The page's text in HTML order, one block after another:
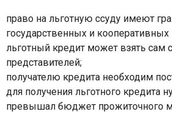
право на льготную ссуду имеют
государственных и кооперативных
льготный кредит может взять сам
представителей;
получателю кредита необходим
для получения льготного кредита
превышал бюджет прожиточного